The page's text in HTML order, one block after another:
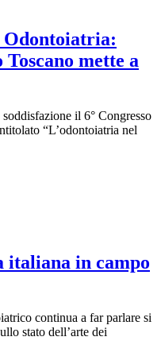
Odontoiatria:
mette a
il 6° Congresso
“L’odontoiatria nel
italiana in campo
continua a far parlare si
stato dell’arte dei